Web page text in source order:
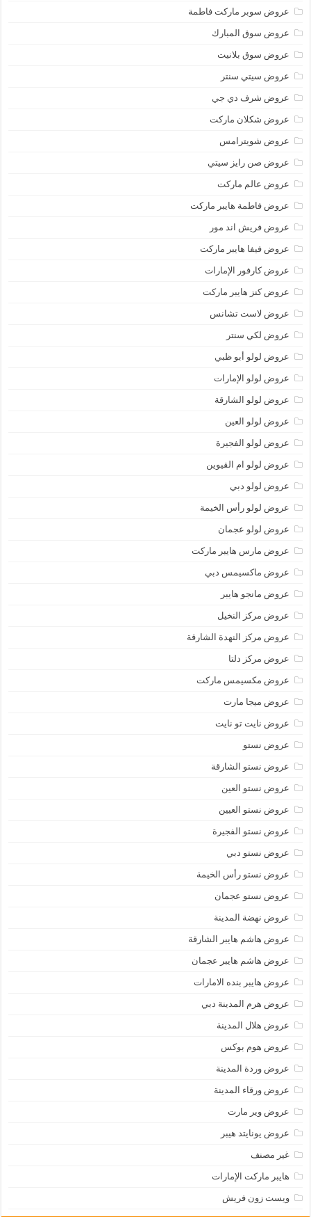
عروض سوبر ماركت فاطمة
عروض سوق المبارك
عروض سوق بلانيت
عروض سيتي سنتر
عروض شرف دي جي
عروض شكلان ماركت
عروض شويترامس
عروض صن رايز سيتي
عروض عالم ماركت
عروض فاطمة هايبر ماركت
عروض فريش اند مور
عروض فيفا هايبر ماركت
عروض كارفور الإمارات
عروض كنز هايبر ماركت
عروض لاست تشانس
عروض لكي سنتر
عروض لولو أبو ظبي
عروض لولو الإمارات
عروض لولو الشارقة
عروض لولو العين
عروض لولو الفجيرة
عروض لولو ام القيوين
عروض لولو دبي
عروض لولو رأس الخيمة
عروض لولو عجمان
عروض مارس هايبر ماركت
عروض ماكسيمس دبي
عروض مانجو هايبر
عروض مركز النخيل
عروض مركز النهدة الشارقة
عروض مركز دلتا
عروض مكسيمس ماركت
عروض ميجا مارت
عروض نايت تو نايت
عروض نستو
عروض نستو الشارقة
عروض نستو العين
عروض نستو العيين
عروض نستو الفجيرة
عروض نستو دبي
عروض نستو رأس الخيمة
عروض نستو عجمان
عروض نهضة المدينة
عروض هاشم هايبر الشارقة
عروض هاشم هايبر عجمان
عروض هايبر بنده الامارات
عروض هرم المدينة دبي
عروض هلال المدينة
عروض هوم بوكس
عروض وردة المدينة
عروض ورقاء المدينة
عروض وير مارت
عروض يونايتد هيبر
غير مصنف
هايبر ماركت الإمارات
ويست زون فريش